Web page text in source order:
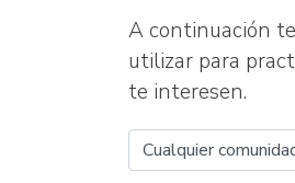
A continuación
utilizar para
te interesen.